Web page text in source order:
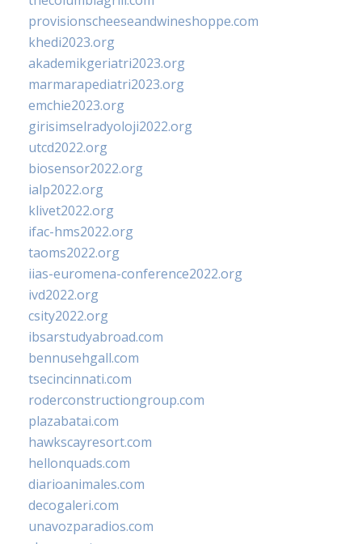
provisionscheeseandwineshoppe.com
khedi2023.org
akademikgeriatri2023.org
marmarapediatri2023.org
emchie2023.org
girisimselradyoloji2022.org
utcd2022.org
biosensor2022.org
ialp2022.org
klivet2022.org
ifac-hms2022.org
taoms2022.org
iias-euromena-conference2022.org
ivd2022.org
csity2022.org
ibsarstudyabroad.com
bennusehgall.com
tsecincinnati.com
roderconstructiongroup.com
plazabatai.com
hawkscayresort.com
hellonquads.com
diarioanimales.com
decogaleri.com
unavozparadios.com